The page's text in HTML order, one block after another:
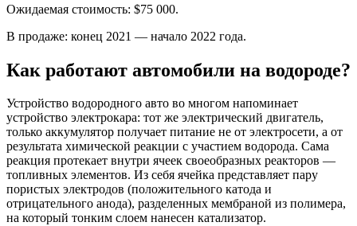
Ожидаемая стоимость: $75 000.
В продаже: конец 2021 — начало 2022 года.
Как работают автомобили на водороде?
Устройство водородного авто во многом напоминает
устройство электрокара: тот же электрический двигатель,
только аккумулятор получает питание не от электросети, а от
результата химической реакции с участием водорода. Сама
реакция протекает внутри ячеек своеобразных реакторов —
топливных элементов. Из себя ячейка представляет пару
пористых электродов (положительного катода и
отрицательного анода), разделенных мембраной из полимера,
на который тонким слоем нанесен катализатор.